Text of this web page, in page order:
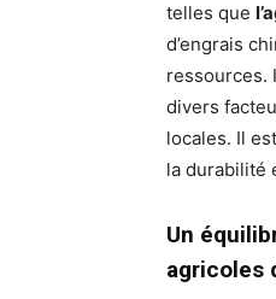
telles que
d’engrais
ressources.
divers
locales. Il
la durabilité
Un
agricoles